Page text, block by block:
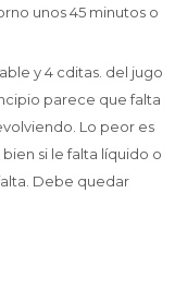
unos 45 minutos o
y 4 cditas. del jugo
parece que falta
Lo peor es
si le falta líquido o
Debe quedar